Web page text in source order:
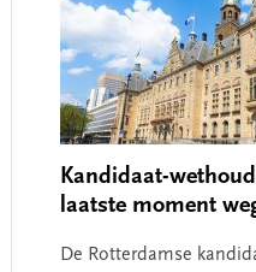
Kandidaat-
laatste moment
De Rotterdamse